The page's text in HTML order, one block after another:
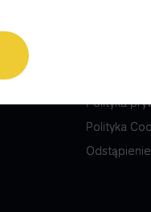
Polityka
Polityka